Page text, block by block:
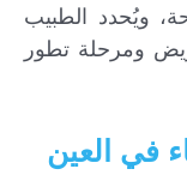
ويُحدد الطبيب
ومرحلة تطور
في العين